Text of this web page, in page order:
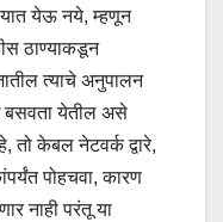
येऊ नये, म्हणून
ठाण्याकडून
त्याचे अनुपालन
बसवता येतील असे
तो केबल नेटवर्क द्वारे,
पोहचवा, कारण
नाही परंतू या